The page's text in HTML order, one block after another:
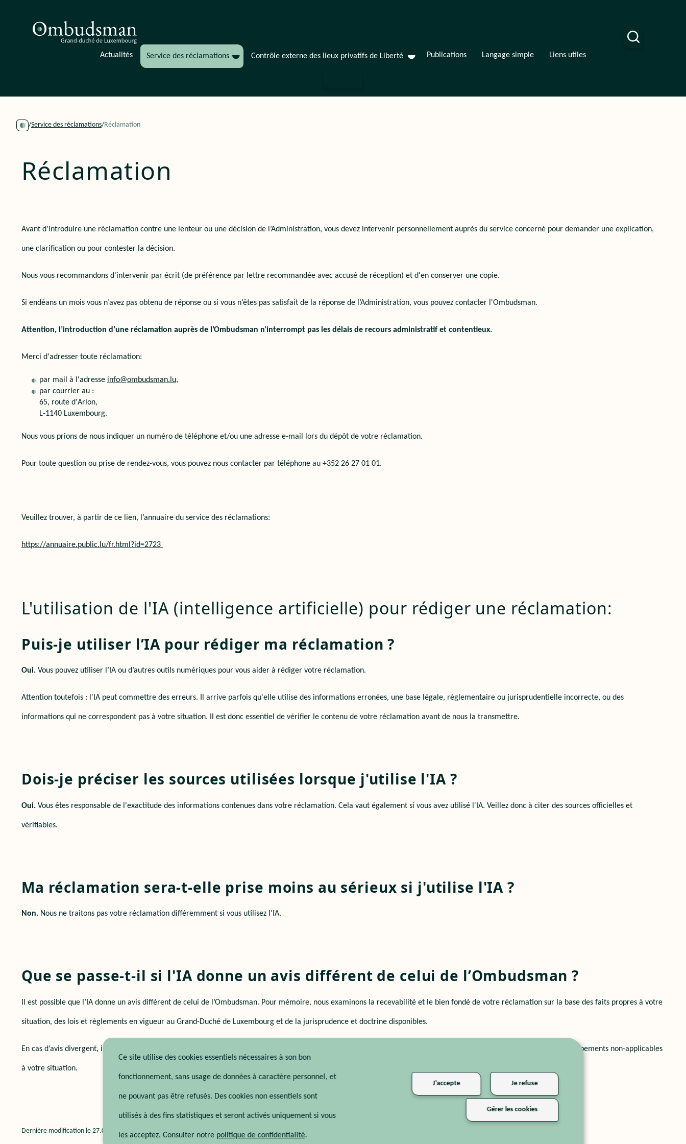
Ce site utilise des cookies essentiels nécessaires à son bon
fonctionnement, sans usage de données à caractère personnel, et
ne pouvant pas être refusés. Des cookies non essentiels sont
utilisés à des fins statistiques et seront activés uniquement si vous
les acceptez. Consulter notre politique de confidentialité.
J'accepte Je refuse
Gérer les cookies
Afficher la recherche
Actualités Service des réclamations
Service des réclamations
Contrôle externe des lieux privatifs de Liberté
Contrôle externe des lieux privatifs de Liberté
Publications Langage simple Liens utiles
Accueil
Service des réclamations Réclamation
Réclamation
Avant d’introduire une réclamation contre une lenteur ou une décision de l’Administration, vous devez intervenir personnellement auprès du service concerné pour demander une explication,
une clarification ou pour contester la décision.
Nous vous recommandons d'intervenir par écrit (de préférence par lettre recommandée avec accusé de réception) et d'en conserver une copie.
Si endéans un mois vous n’avez pas obtenu de réponse ou si vous n’êtes pas satisfait de la réponse de l’Administration, vous pouvez contacter l'Ombudsman.
Attention, l’introduction d’une réclamation auprès de l’Ombudsman n'interrompt pas les délais de recours administratif et contentieux.
Merci d'adresser toute réclamation:
par mail à l'adresse info@ombudsman.lu,
par courrier au :
65, route d'Arlon,
L-1140 Luxembourg.
Nous vous prions de nous indiquer un numéro de téléphone et/ou une adresse e‑mail lors du dépôt de votre réclamation.
Pour toute question ou prise de rendez-vous, vous pouvez nous contacter par téléphone au +352 26 27 01 01.
Veuillez trouver, à partir de ce lien, l’annuaire du service des réclamations:
https://annuaire.public.lu/fr.html?id=2723
L'utilisation de l'IA (intelligence artificielle) pour rédiger une réclamation:
Puis-je utiliser l’IA pour rédiger ma réclamation ?
Oui. Vous pouvez utiliser l’IA ou d’autres outils numériques pour vous aider à rédiger votre réclamation.
Attention toutefois : l'IA peut commettre des erreurs. Il arrive parfois qu'elle utilise des informations erronées, une base légale, règlementaire ou jurisprudentielle incorrecte, ou des
informations qui ne correspondent pas à votre situation. Il est donc essentiel de vérifier le contenu de votre réclamation avant de nous la transmettre.
Dois-je préciser les sources utilisées lorsque j'utilise l'IA ?
Oui. Vous êtes responsable de l'exactitude des informations contenues dans votre réclamation. Cela vaut également si vous avez utilisé l'IA. Veillez donc à citer des sources officielles et
vérifiables.
Ma réclamation sera-t-elle prise moins au sérieux si j'utilise l'IA ?
Non. Nous ne traitons pas votre réclamation différemment si vous utilisez l'IA.
Que se passe-t-il si l'IA donne un avis différent de celui de l’Ombudsman ?
Il est possible que l’IA donne un avis différent de celui de l’Ombudsman. Pour mémoire, nous examinons la recevabilité et le bien fondé de votre réclamation sur la base des faits propres à votre
situation, des lois et règlements en vigueur au Grand-Duché de Luxembourg et de la jurisprudence et doctrine disponibles.
En cas d’avis divergent, il est important de vérifier les sources utilisées par l’IA, étant entendu qu’elle se réfère parfois à des réglementations, jurisprudences ou développements non-applicables
à votre situation.
Dernière modification le 27.07.2026